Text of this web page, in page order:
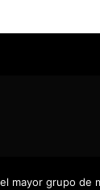
mayor grupo de